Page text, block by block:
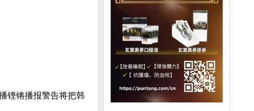
铿锵播报警告将把韩